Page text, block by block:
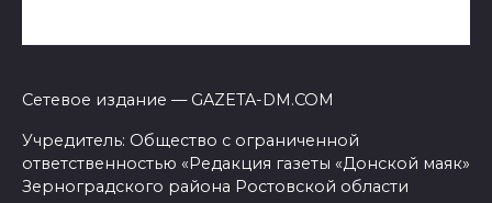
Сетевое издание — GAZETA-DM.COM
Учредитель: Общество с ограниченной
ответственностью «Редакция газеты «Донской маяк»
Зерноградского района Ростовской области